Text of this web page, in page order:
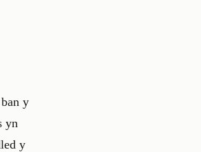
y
yn
y